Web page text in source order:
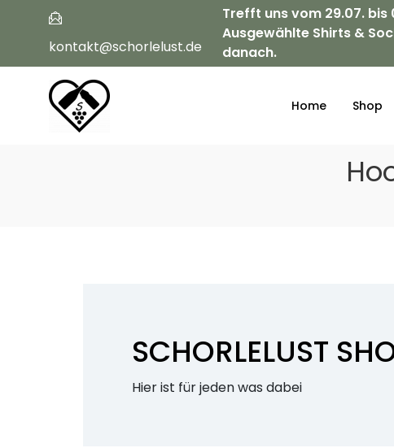
kontakt@schorlelust.de
Trefft uns vom 29.07.
Ausgewählte Shirts &
danach.
Home Shop
SCHORLELUST
Hier ist für jeden was dabei